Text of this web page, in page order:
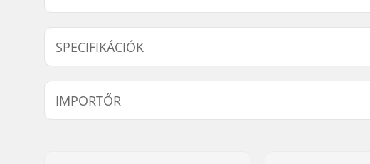
SPECIFIKÁCIÓK
Markolat kompatibilis:
Alumínium, Acél
Markolat hossza:
Karima:
Peremes
IMPORTŐR